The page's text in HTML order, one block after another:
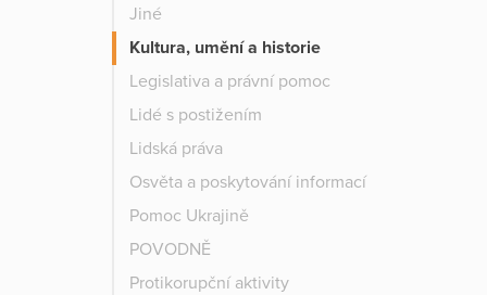
Jiné
Kultura, umění a historie
Legislativa a právní pomoc
Lidé s postižením
Lidská práva
Osvěta a poskytování informací
Pomoc Ukrajině
POVODNĚ
Protikorupční aktivity